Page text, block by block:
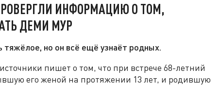
ИНФОРМАЦИЮ О ТОМ,
ДЕМИ МУР
но он всё ещё узнаёт родных.
пишет о том, что при встрече 68-летний
его женой на протяжении 13 лет, и родившую